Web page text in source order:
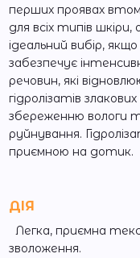
перших проявах
для всіх типів
ідеальний вибір,
забезпечує
речовин, які
гідролізатів
збереженню вологи
руйнування.
приємною на дотик.
ДІЯ
Легка, приємна
зволоження.